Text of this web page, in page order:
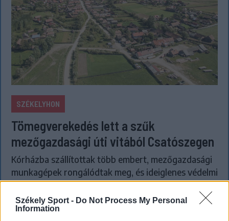
Székely Sport - Do Not Process My Personal
Information
SZÉKELYHON
Tömegverekedés lett a szűk
mezőgazdasági úti vitából Csatószegen
Kórházba szállítottak több embert, mezőgazdasági
munkagépek rongálódtak meg, és ideiglenes védelmi
rendeleteket is kibocsátottak azután, hogy szombat
délután súlyos konfliktus alakult ki Csatószegen egy
elsőbbségadási vita nyomán.